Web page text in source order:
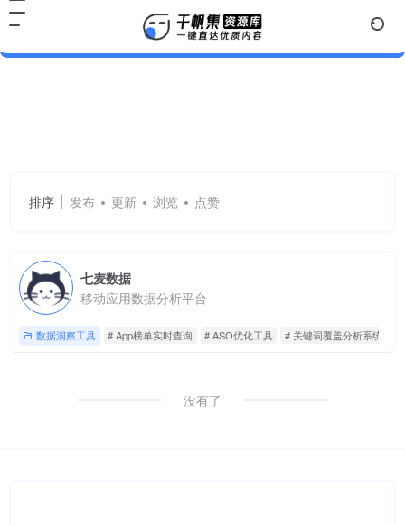
排序 发布 更新 浏览 点赞
七麦数据
移动应用数据分析平台
数据洞察工具 # App榜单实时查询 # ASO优化工具 # 关键词覆盖分析系统
没有了